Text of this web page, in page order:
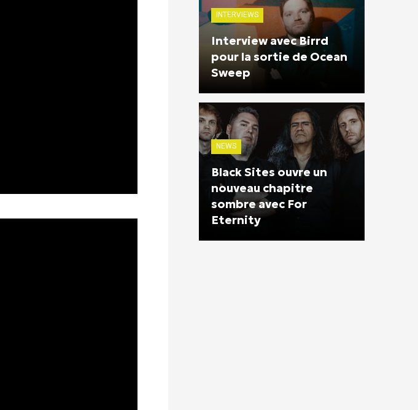
INTERVIEWS
Interview avec Birrd
pour la sortie de Ocean
Sweep
NEWS
Black Sites ouvre un
nouveau chapitre
sombre avec For
Eternity